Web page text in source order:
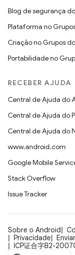
Blog de segurança
Plataforma no
Criação no Grupos
Portabilidade no
RECEBER AJUDA
Central de Ajuda do
Central de Ajuda do
Central de Ajuda do
www.android.com
Google Mobile
Stack Overflow
Issue Tracker
Sobre o Android
Privacidade
ICP证合字B2-